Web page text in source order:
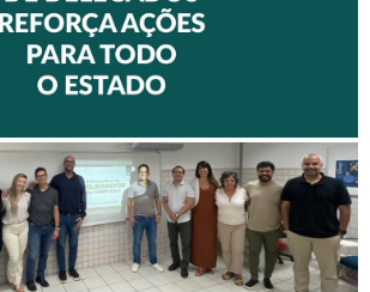
REFORÇA
PARA TODO O
ESTADO